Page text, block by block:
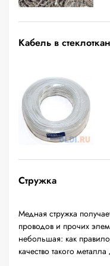
Кабель в
Стружка
Медная стружка
проводов и прочих
небольшая: как
качество такого